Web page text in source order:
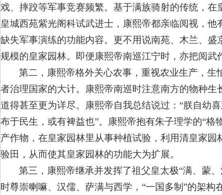
戏、摔跤等军事竞赛频繁。基于满族骑射的传统，
皇城西苑紫光阁科试武进士，康熙帝都亲临阅视，
缺失军事演练的功能内容。更不用说南苑、木兰、
规模的皇家园林。即便康熙帝南巡江宁时，亦把阅武
第二，康熙帝格外关心农事，重视农业生产，
者治理国家的大计。康熙帝南巡时注意南方的物种
道得甚至更为详尽。康熙帝自我总结说过：“朕自幼
布于民生，或有裨益也”。康熙帝抱有朱子理学的“
产作物，在皇家园林里从事种植试验，利用清皇家
验田，从而使其皇家园林的功能大为扩展。
第三，康熙帝继承并发挥了祖父皇太极“满、蒙
时尊崇喇嘛、汉儒、萨满与西学，“一国多制”的架